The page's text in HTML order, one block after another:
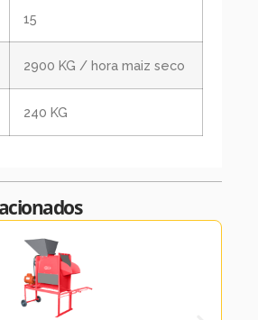
15
2900 KG / hora maiz seco
240 KG